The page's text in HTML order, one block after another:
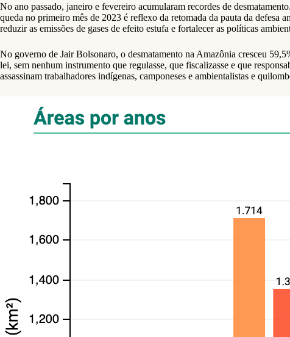
No ano passado, janeiro e fevereiro acumularam recordes de
queda no primeiro mês de 2023 é reflexo da retomada da pauta da
reduzir as emissões de gases de efeito estufa e fortalecer as políticas
No governo de Jair Bolsonaro, o desmatamento na Amazônia cresceu
lei, sem nenhum instrumento que regulasse, que fiscalizasse e que
assassinam trabalhadores indígenas, camponeses e ambientalistas e